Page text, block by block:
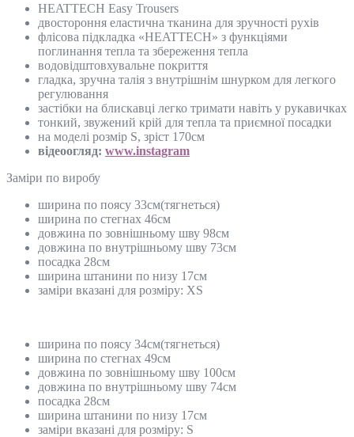
HEATTECH Easy Trousers
двостороння еластична тканина для зручності рухів
флісова підкладка «HEATTECH» з функціями
поглинання тепла та збереження тепла
водовідштовхувальне покриття
гладка, зручна талія з внутрішнім шнурком для легкого
регулювання
застібки на блискавці легко тримати навіть у рукавичках
тонкий, звужений крій для тепла та приємної посадки
на моделі розмір S, зріст 170см
відеоогляд: www.instagram
Замiри по виробу
ширина по поясу 33см(тягнеться)
ширина по стегнах 46см
довжина по зовнішньому шву 98см
довжина по внутрішньому шву 73см
посадка 28см
ширина штанини по низу 17см
заміри вказані для розміру: ХS
ширина по поясу 34см(тягнеться)
ширина по стегнах 49см
довжина по зовнішньому шву 100см
довжина по внутрішньому шву 74см
посадка 28см
ширина штанини по низу 17см
заміри вказані для розміру: S